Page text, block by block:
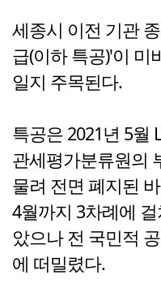
세종시 이전 기관
급(이하 특공)'이 미
일지 주목된다.
특공은 2021년 5월
관세평가분류원의
물려 전면 폐지된
4월까지 3차례에
았으나 전 국민적
에 떠밀렸다.